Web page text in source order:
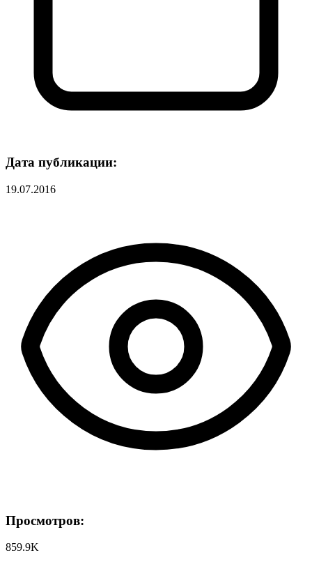
Дата публикации:
19.07.2016
Просмотров:
859.9K